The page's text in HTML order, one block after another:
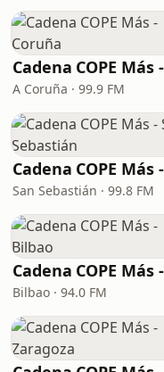
A Coruña · 99.9 FM
San Sebastián · 99.8 FM
Bilbao · 94.0 FM